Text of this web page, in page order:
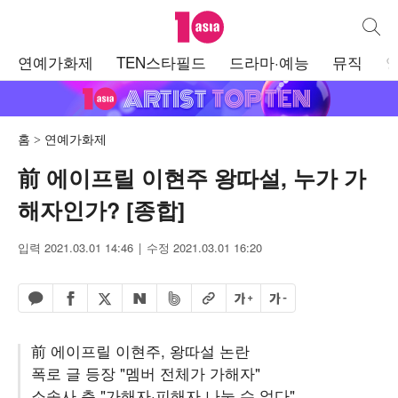
텐아시아 통합
연예가화제 TEN스타필드 드라마·예능 뮤직
홈 연예가화제
前 에이프릴 이현주 왕따설, 누가 가
해자인가? [종합]
입력 2021.03.01 14:46 수정 2021.03.01 16:20
카카오톡 공유하기
페이스북 공유하기
엑스 공유하기
네이버 공유하기
밴드 공유하기
URL복사글자 크게글자 작게
前 에이프릴 이현주, 왕따설 논란
폭로 글 등장 "멤버 전체가 가해자"